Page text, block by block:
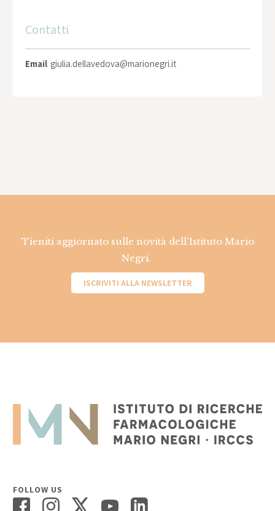
Contatti
Email giulia.dellavedova@marionegri.it
Tieniti aggiornato sulle novità dell'Istituto Mario
Negri.
ISCRIVITI ALLA NEWSLETTER
FOLLOW US